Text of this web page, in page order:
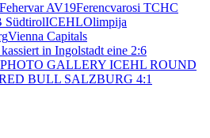
Fehervar AV19Ferencvarosi TCHC
SüdtirolICEHLOlimpija
Vienna Capitals
in Ingolstadt eine 2:6
PHOTO GALLERY ICEHL ROUND
BULL SALZBURG 4:1